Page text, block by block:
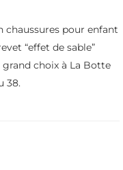
chaussures pour enfant
“effet de sable”
choix à La Botte
38.